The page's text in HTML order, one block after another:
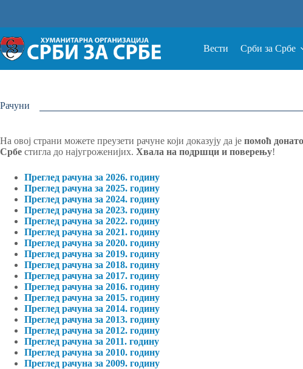
Вести Срби за Србе
Рачуни
На овој страни можете преузети рачуне који доказују да је помоћ
Србе стигла до најугроженијих. Хвала на подршци и поверењу!
Преглед рачуна за 2026. годину
Преглед рачуна за 2025. годину
Преглед рачуна за 2024. годину
Преглед рачуна за 2023. годину
Преглед рачуна за 2022. годину
Преглед рачуна за 2021. годину
Преглед рачуна за 2020. годину
Преглед рачуна за 2019. годину
Преглед рачуна за 2018. годину
Преглед рачуна за 2017. годину
Преглед рачуна за 2016. годину
Преглед рачуна за 2015. годину
Преглед рачуна за 2014. годину
Преглед рачуна за 2013. годину
Преглед рачуна за 2012. годину
Преглед рачуна за 2011. годину
Преглед рачуна за 2010. годину
Преглед рачуна за 2009. годину